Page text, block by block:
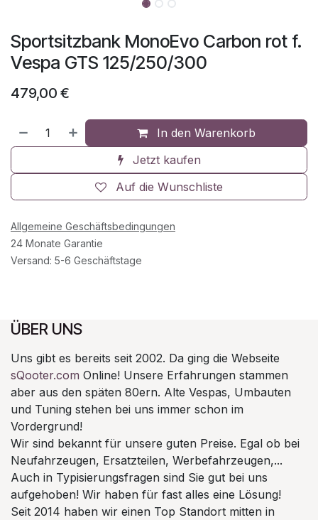
Sportsitzbank MonoEvo Carbon rot f.
Vespa GTS 125/250/300
479,00 €
In den Warenkorb
Jetzt kaufen
Auf die Wunschliste
Allgemeine Geschäftsbedingungen
24 Monate Garantie
Versand: 5-6 Geschäftstage
ÜBER UNS
Uns gibt es bereits seit 2002. Da ging die Webseite
sQooter.com Online! Unsere Erfahrungen stammen
aber aus den späten 80ern. Alte Vespas, Umbauten
und Tuning stehen bei uns immer schon im
Vordergrund!
Wir sind bekannt für unsere guten Preise. Egal ob bei
Neufahrzeugen, Ersatzteilen, Werbefahrzeugen,...
Auch in Typisierungsfragen sind Sie gut bei uns
aufgehoben! Wir haben für fast alles eine Lösung!
Seit 2014 haben wir einen Top Standort mitten in